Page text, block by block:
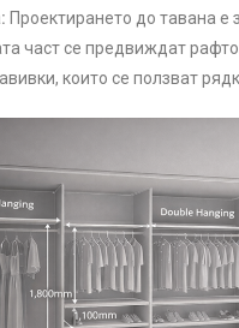
Проектирането до тавана е
част се предвиждат
които се ползват